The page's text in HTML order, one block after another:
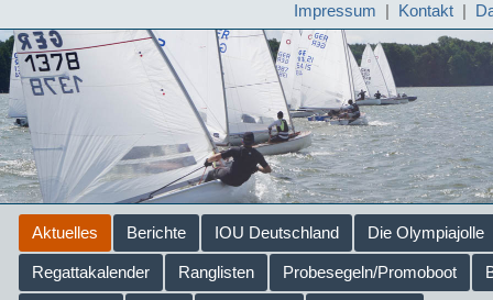
Impressum | Kontakt |
Aktuelles Berichte IOU Deutschland Die Olympiajolle
Regattakalender Ranglisten Probesegeln/Promoboot